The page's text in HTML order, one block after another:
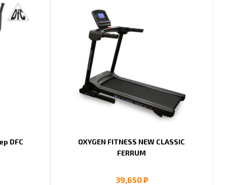
DFC
OXYGEN FITNESS NEW CLASSIC
FERRUM
39,650₽